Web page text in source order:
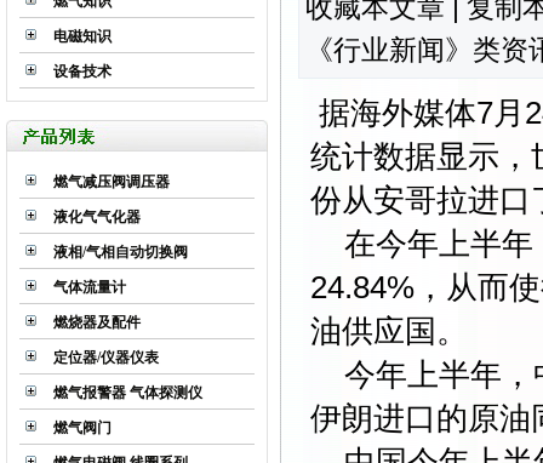
电磁知识
设备技术
燃气减压阀调压器
液化气气化器
液相/气相自动切换阀
气体流量计
燃烧器及配件
定位器/仪器仪表
燃气报警器 气体探测仪
燃气阀门
收藏本文章 | 复制
《行业新闻》类资
据海外媒体7月
统计数据显示，
份从安哥拉进口
在今年上半年
24.84%，从而
油供应国。
今年上半年，
伊朗进口的原油